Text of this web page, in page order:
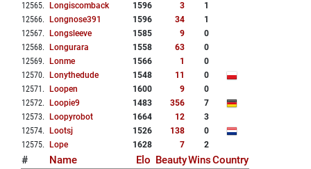
12565. Longiscomback 1596 3
1
12566. Longnose391 1596 34
1
12567. Longsleeve 1585 9
0
12568. Longurara 1558 63
0
12569. Lonme 1566 1
0
12570. Lonythedude 1548 11
0
12571 . Loopen 1600 9
0
12572. Loopie9 1483 356
7
12573. Loopyrobot 1664 12
3
12574. Lootsj 1526 138
0
12575. Lope 1628 7 2
# Name Elo BeautyWinsCountry